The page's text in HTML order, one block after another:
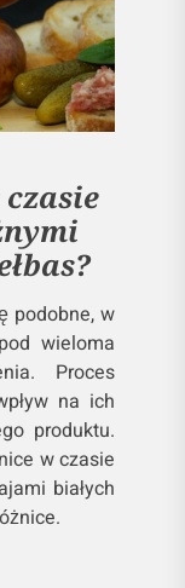
podobne, w
wieloma
Proces
na ich
produktu.
w czasie
białych